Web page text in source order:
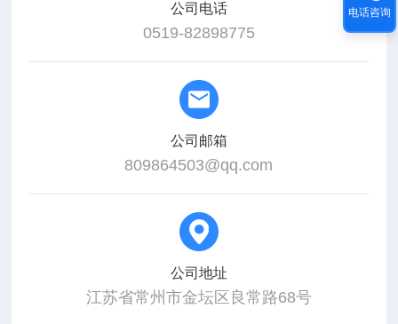
公司电话
0519-82898775
公司邮箱
809864503@qq.com
公司地址
江苏省常州市金坛区良常路68号
电话咨询